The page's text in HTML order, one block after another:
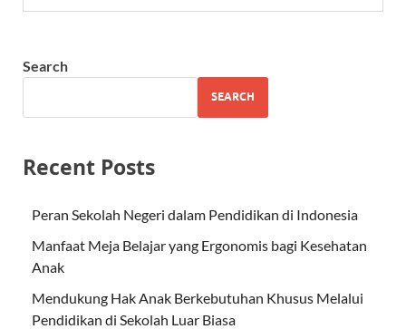
Search
SEARCH
Recent Posts
Peran Sekolah Negeri dalam Pendidikan di Indonesia
Manfaat Meja Belajar yang Ergonomis bagi Kesehatan
Anak
Mendukung Hak Anak Berkebutuhan Khusus Melalui
Pendidikan di Sekolah Luar Biasa